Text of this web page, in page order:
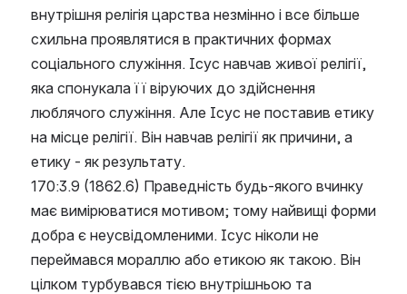
внутрішня релігія царства незмінно і все більше
схильна проявлятися в практичних формах
соціального служіння. Ісус навчав живої релігії,
яка спонукала її віруючих до здійснення
люблячого служіння. Але Ісус не поставив етику
на місце релігії. Він навчав релігії як причини, а
етику - як результату.
170:3.9 (1862.6) Праведність будь-якого вчинку
має вимірюватися мотивом; тому найвищі форми
добра є неусвідомленими. Ісус ніколи не
переймався мораллю або етикою як такою. Він
цілком турбувався тією внутрішньою та